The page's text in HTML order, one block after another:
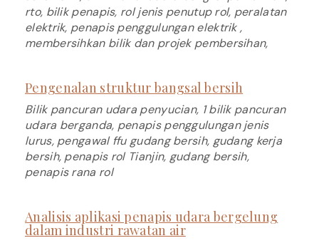
rto, bilik penapis, rol jenis penutup rol, peralatan
elektrik, penapis penggulungan elektrik ,
membersihkan bilik dan projek pembersihan,
Pengenalan struktur bangsal bersih
Bilik pancuran udara penyucian, 1 bilik pancuran
udara berganda, penapis penggulungan jenis
lurus, pengawal ffu gudang bersih, gudang kerja
bersih, penapis rol Tianjin, gudang bersih,
penapis rana rol
Analisis aplikasi penapis udara bergelung
dalam industri rawatan air